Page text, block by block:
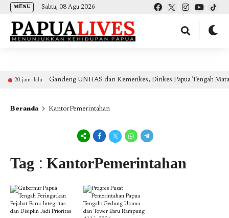
(self.SWG_BASIC = self.SWG_BASIC || []).push( basicSubscriptions => {
basicSubscriptions.init({ type: "NewsArticle", isPartOfType: ["Product"], isPartOfProductId:
MENU Sabtu, 08 Agu 2026
Gandeng UNHAS dan Kemenkes, Dinkes Papua Tengah Matangkan Rencana
Beranda KantorPemerintahan
Tag : KantorPemerintahan